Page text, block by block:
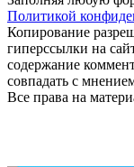
Политикой
Копирование
гиперссылки на
содержание
совпадать с
Все права на